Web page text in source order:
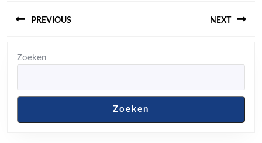
PREVIOUS
post:
NEXT
post:
Zoeken
Zoeken